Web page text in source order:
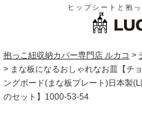
ヒップシートと抱
抱っこ紐収納カバー専門店 ルカコ
まな板になるおしゃれなお皿【チ
ングボード(まな板プレート)日本製
のセット】1000-53-54